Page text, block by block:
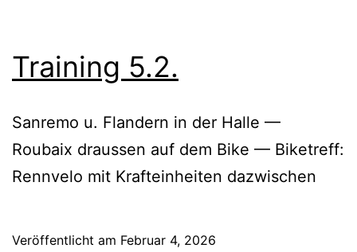
Training 5.2.
Sanremo u. Flandern in der Halle —
Roubaix draussen auf dem Bike — Biketreff:
Rennvelo mit Krafteinheiten dazwischen
Veröffentlicht am Februar 4, 2026